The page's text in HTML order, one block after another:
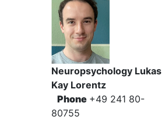
Neuropsychology Lukas
Kay Lorentz
Phone +49 241 80-
80755